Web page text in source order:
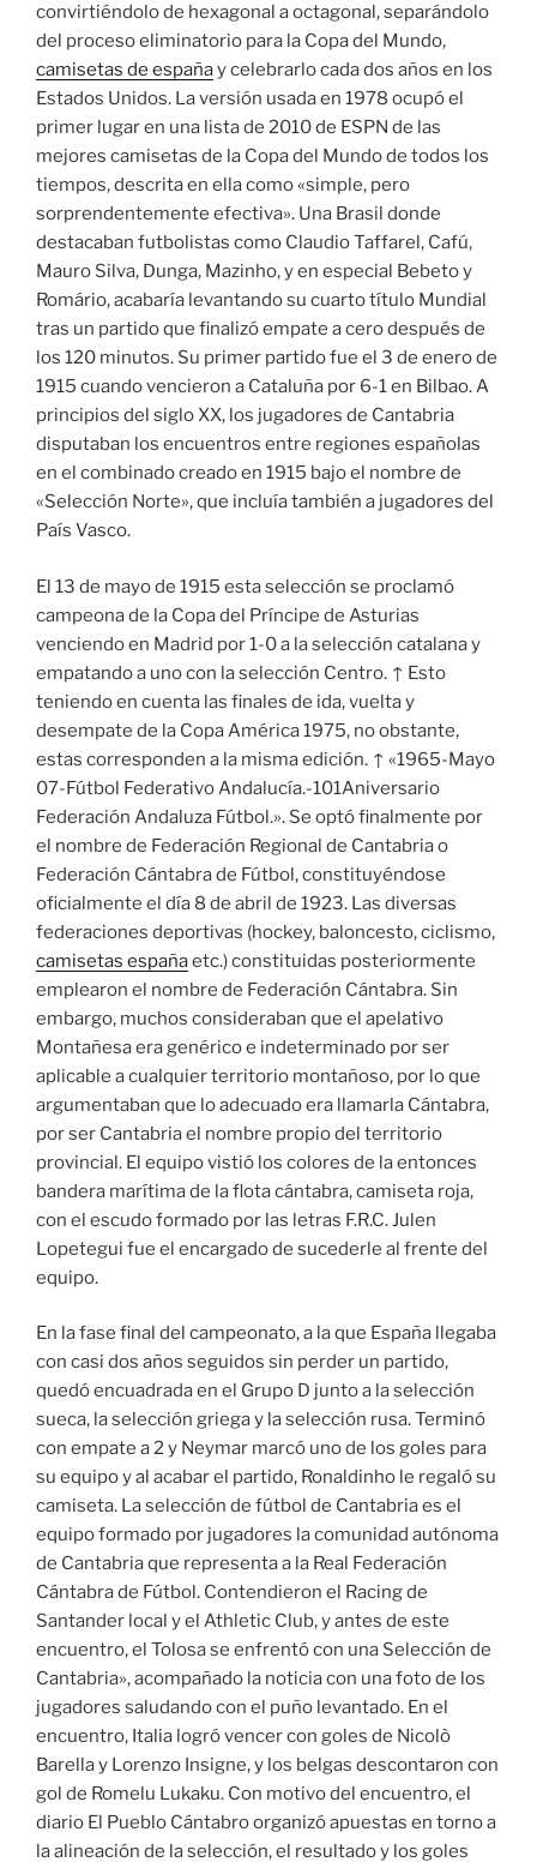
convirtiéndolo de hexagonal a octagonal, separándolo
del proceso eliminatorio para la Copa del Mundo,
camisetas de españay celebrarlo cada dos años en los
Estados Unidos. La versión usada en 1978 ocupó el
primer lugar en una lista de 2010 de ESPN de las
mejores camisetas de la Copa del Mundo de todos los
tiempos, descrita en ella como «simple, pero
sorprendentemente efectiva». Una Brasil donde
destacaban futbolistas como Claudio Taffarel, Cafú,
Mauro Silva, Dunga, Mazinho, y en especial Bebeto y
Romário, acabaría levantando su cuarto título Mundial
tras un partido que finalizó empate a cero después de
los 120 minutos. Su primer partido fue el 3 de enero de
1915 cuando vencieron a Cataluña por 6-1 en Bilbao. A
principios del siglo XX, los jugadores de Cantabria
disputaban los encuentros entre regiones españolas
en el combinado creado en 1915 bajo el nombre de
«Selección Norte», que incluía también a jugadores del
País Vasco.
El 13 de mayo de 1915 esta selección se proclamó
campeona de la Copa del Príncipe de Asturias
venciendo en Madrid por 1-0 a la selección catalana y
empatando a uno con la selección Centro. ↑ Esto
teniendo en cuenta las finales de ida, vuelta y
desempate de la Copa América 1975, no obstante,
estas corresponden a la misma edición. ↑ «1965-Mayo
07-Fútbol Federativo Andalucía.-101Aniversario
Federación Andaluza Fútbol.». Se optó finalmente por
el nombre de Federación Regional de Cantabria o
Federación Cántabra de Fútbol, constituyéndose
oficialmente el día 8 de abril de 1923. Las diversas
federaciones deportivas (hockey, baloncesto, ciclismo,
camisetas españaetc.) constituidas posteriormente
emplearon el nombre de Federación Cántabra. Sin
embargo, muchos consideraban que el apelativo
Montañesa era genérico e indeterminado por ser
aplicable a cualquier territorio montañoso, por lo que
argumentaban que lo adecuado era llamarla Cántabra,
por ser Cantabria el nombre propio del territorio
provincial. El equipo vistió los colores de la entonces
bandera marítima de la flota cántabra, camiseta roja,
con el escudo formado por las letras F.R.C. Julen
Lopetegui fue el encargado de sucederle al frente del
equipo.
En la fase final del campeonato, a la que España llegaba
con casi dos años seguidos sin perder un partido,
quedó encuadrada en el Grupo D junto a la selección
sueca, la selección griega y la selección rusa. Terminó
con empate a 2 y Neymar marcó uno de los goles para
su equipo y al acabar el partido, Ronaldinho le regaló su
camiseta. La selección de fútbol de Cantabria es el
equipo formado por jugadores la comunidad autónoma
de Cantabria que representa a la Real Federación
Cántabra de Fútbol. Contendieron el Racing de
Santander local y el Athletic Club, y antes de este
encuentro, el Tolosa se enfrentó con una Selección de
Cantabria», acompañado la noticia con una foto de los
jugadores saludando con el puño levantado. En el
encuentro, Italia logró vencer con goles de Nicolò
Barella y Lorenzo Insigne, y los belgas descontaron con
gol de Romelu Lukaku. Con motivo del encuentro, el
diario El Pueblo Cántabro organizó apuestas en torno a
la alineación de la selección, el resultado y los goles